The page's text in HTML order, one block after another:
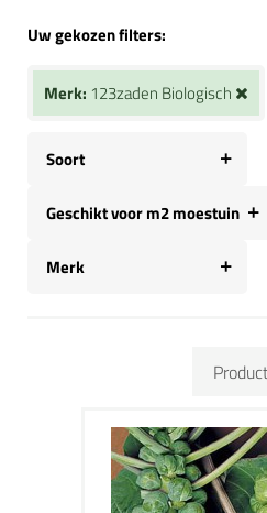
Uw gekozen filters:
Merk: 123zaden Biologisch
Soort
Geschikt voor m2 moestuin
Merk